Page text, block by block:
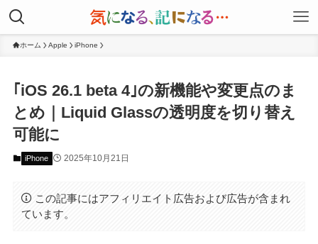
ホーム Apple iPhone
｢iOS 26.1 beta 4｣の新機能や変更点のま
とめ｜Liquid Glassの透明度を切り替え
可能に
iPhone 2025年10月21日
この記事にはアフィリエイト広告および広告が含まれ
ています。